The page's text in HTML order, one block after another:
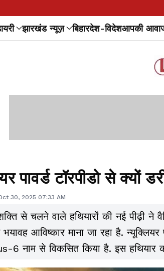
झारखंड न्यूज़ बिहारदेश-विदेशआपकी
पावर्ड टॉरपीडो से क्यों
30, 2025 07:33 AM
से चलने वाले हथियारों की नई पीढ़ी ने
आविष्कार माना जा रहा है. न्यूक्लियर
6 नाम से विकसित किया है. इस हथियार
है, क्योंकि इसकी क्षमता पारंपरिक परमाणु